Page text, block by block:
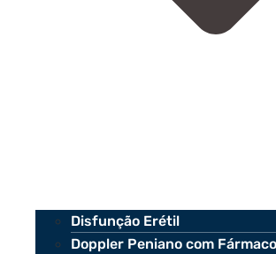
Disfunção Erétil
Doppler Peniano com